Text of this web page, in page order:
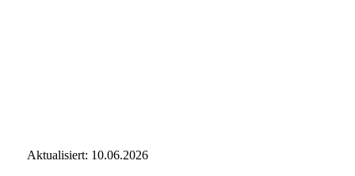
Aktualisiert: 10.06.2026